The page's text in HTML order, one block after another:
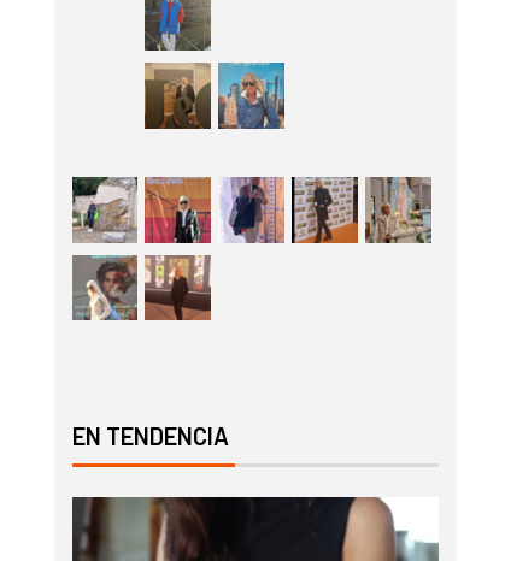
EN TENDENCIA